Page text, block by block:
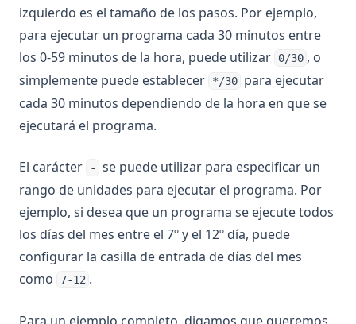
izquierdo es el tamaño de los pasos. Por ejemplo,
para ejecutar un programa cada 30 minutos entre
los 0-59 minutos de la hora, puede utilizar
0/30 , o
simplemente puede establecer
*/30 para ejecutar
cada 30 minutos dependiendo de la hora en que se
ejecutará el programa.
El carácter -
se puede utilizar para especificar un
rango de unidades para ejecutar el programa. Por
ejemplo, si desea que un programa se ejecute todos
los días del mes entre el 7º y el 12º día, puede
configurar la casilla de entrada de días del mes
como
7-12 .